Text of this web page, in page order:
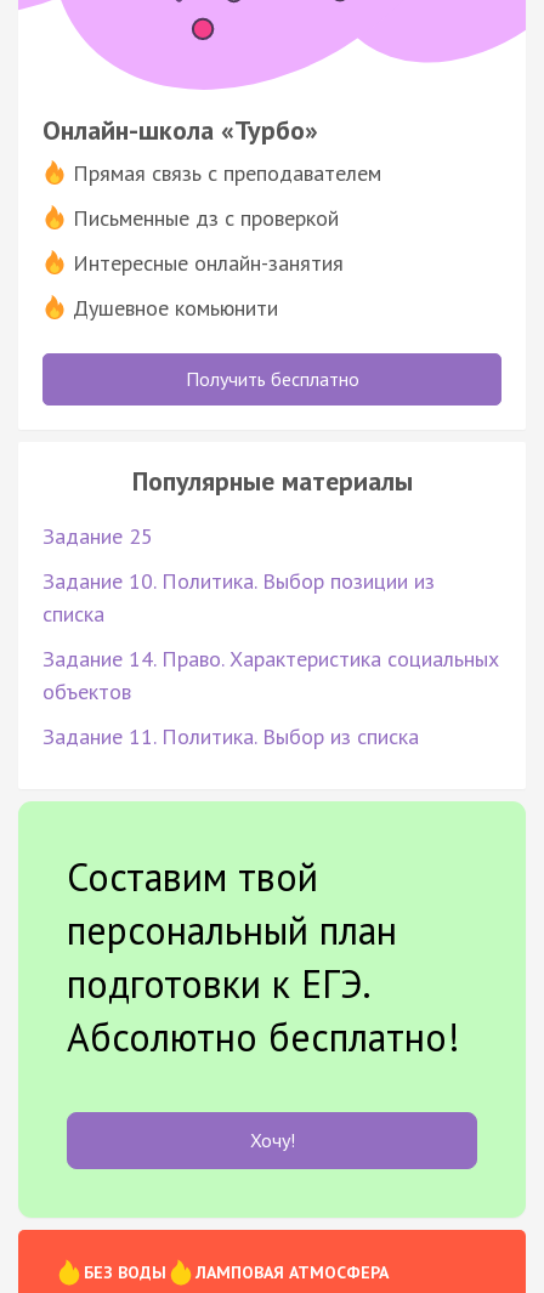
Онлайн-школа «Турбо»
Прямая связь с преподавателем
Письменные дз с проверкой
Интересные онлайн-занятия
Душевное комьюнити
Получить бесплатно
Популярные материалы
Задание 25
Задание 10. Политика. Выбор позиции из
списка
Задание 14. Право. Характеристика социальных
объектов
Задание 11. Политика. Выбор из списка
Составим твой
персональный план
подготовки к ЕГЭ.
Абсолютно бесплатно!
Хочу!
БЕЗ ВОДЫ
ЛАМПОВАЯ АТМОСФЕРА